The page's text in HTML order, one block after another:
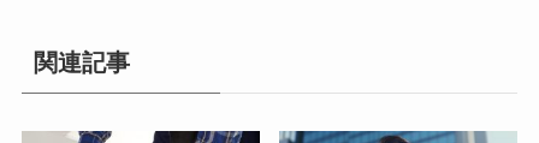
関連記事